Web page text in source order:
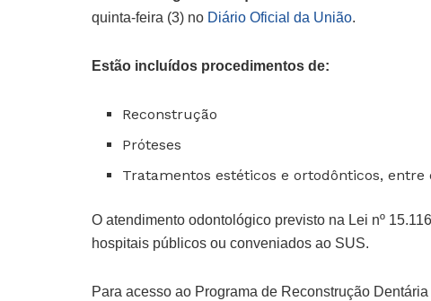
quinta-feira (3) no Diário Oficial da União.
Estão incluídos procedimentos de:
Reconstrução
Próteses
Tratamentos estéticos e ortodônticos, entre
O atendimento odontológico previsto na Lei nº
hospitais públicos ou conveniados ao SUS.
Para acesso ao Programa de Reconstrução